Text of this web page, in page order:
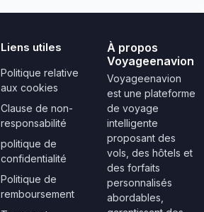
Liens utiles
Politique relative
aux cookies
Clause de non-
responsabilité
politique de
confidentialité
Politique de
remboursement
À propos
Voyageenavion
Voyageenavion
est une plateforme
de voyage
intelligente
proposant des
vols, des hôtels et
des forfaits
personnalisés
abordables,